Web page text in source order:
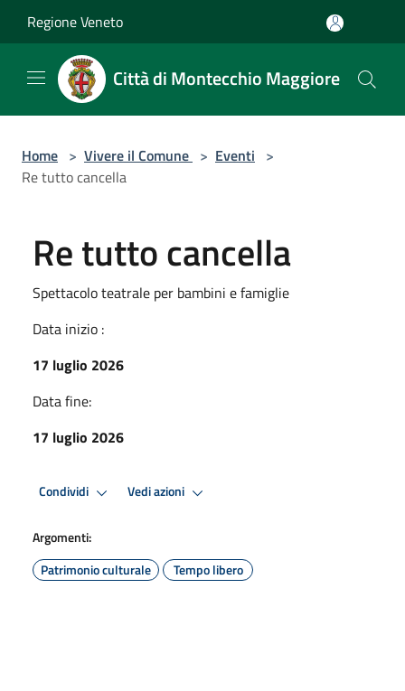
Regione Veneto
Città di Montecchio Maggiore
Home > Vivere il Comune > Eventi >
Re tutto cancella
Re tutto cancella
Spettacolo teatrale per bambini e famiglie
Data inizio :
17 luglio 2026
Data fine:
17 luglio 2026
Condividi Vedi azioni
Argomenti:
Patrimonio culturale
Tempo libero